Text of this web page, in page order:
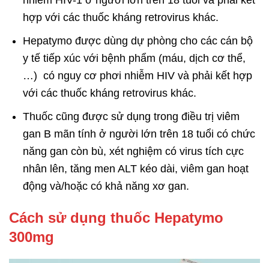
hợp với các thuốc kháng retrovirus khác.
Hepatymo được dùng dự phòng cho các cán bộ
y tế tiếp xúc với bệnh phẩm (máu, dịch cơ thể,
…) có nguy cơ phơi nhiễm HIV và phải kết hợp
với các thuốc kháng retrovirus khác.
Thuốc cũng được sử dụng trong điều trị viêm
gan B mãn tính ở người lớn trên 18 tuổi có chức
năng gan còn bù, xét nghiệm có virus tích cực
nhân lên, tăng men ALT kéo dài, viêm gan hoạt
động và/hoặc có khả năng xơ gan.
Cách sử dụng thuốc Hepatymo
300mg